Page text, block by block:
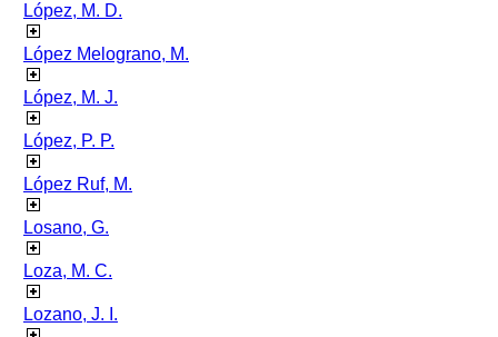
López, M. D.
López Melograno, M.
López, M. J.
López, P. P.
López Ruf, M.
Losano, G.
Loza, M. C.
Lozano, J. I.